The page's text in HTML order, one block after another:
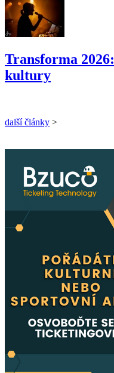
Transforma
kultury
další články >